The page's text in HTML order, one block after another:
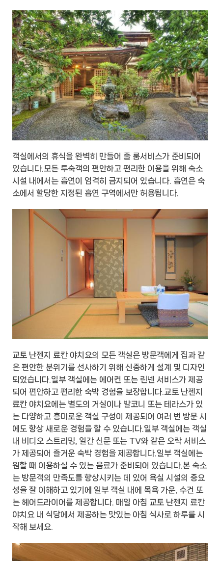
객실에서의 휴식을 완벽히 만들어 줄 룸서비스가 준비되어
있습니다.모든 투숙객의 편안하고 편리한 이용을 위해 숙소
시설 내에서는 흡연이 엄격히 금지되어 있습니다. 흡연은 숙
소에서 할당한 지정된 흡연 구역에서만 허용됩니다.
교토 난젠지 료칸 야치요의 모든 객실은 방문객에게 집과 같
은 편안한 분위기를 선사하기 위해 신중하게 설계 및 디자인
되었습니다.일부 객실에는 에어컨 또는 린넨 서비스가 제공
되어 편안하고 편리한 숙박 경험을 보장합니다.교토 난젠지
료칸 야치요에는 별도의 거실이나 발코니 또는 테라스가 있
는 다양하고 흥미로운 객실 구성이 제공되어 여러 번 방문 시
에도 항상 새로운 경험을 할 수 있습니다.일부 객실에는 객실
내 비디오 스트리밍, 일간 신문 또는 TV와 같은 오락 서비스
가 제공되어 즐거운 숙박 경험을 제공합니다.일부 객실에는
원할 때 이용하실 수 있는 음료가 준비되어 있습니다.본 숙소
는 방문객의 만족도를 향상시키는 데 있어 욕실 시설의 중요
성을 잘 이해하고 있기에 일부 객실 내에 목욕 가운, 수건 또
는 헤어드라이어를 제공합니다. 매일 아침 교토 난젠지 료칸
야치요 내 식당에서 제공하는 맛있는 아침 식사로 하루를 시
작해 보세요.